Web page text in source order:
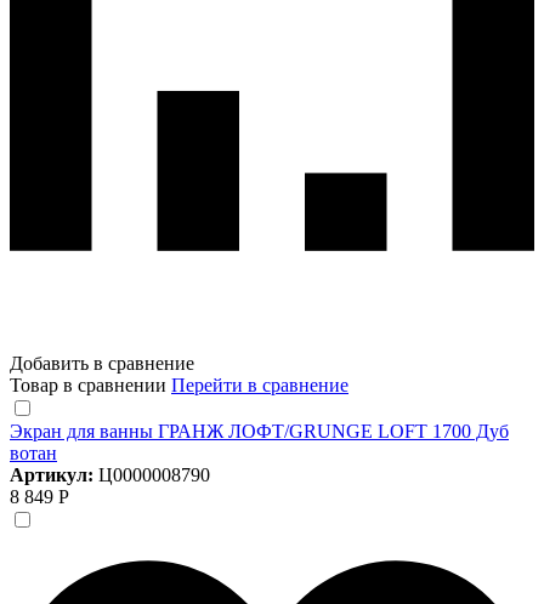
Добавить в сравнение
Товар в сравнении Перейти в сравнение
Экран для ванны ГРАНЖ ЛОФТ/GRUNGE LOFT 1700 Дуб
вотан
Артикул: Ц0000008790
8 849 Р